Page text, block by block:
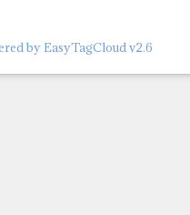
by EasyTagCloud v2.6